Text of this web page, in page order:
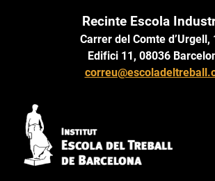
Recinte Escola
Carrer del Comte d’Urgell,
Edifici 11, 08036